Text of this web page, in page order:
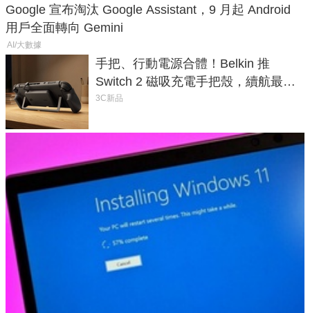
Google 宣布淘汰 Google Assistant，9 月起 Android
用戶全面轉向 Gemini
AI/大數據
手把、行動電源合體！Belkin 推
Switch 2 磁吸充電手把殼，續航最高
延長 1.5 倍
3C新品